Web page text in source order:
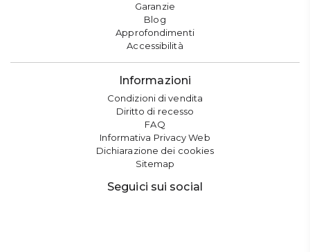
Garanzie
Blog
Approfondimenti
Accessibilità
Informazioni
Condizioni di vendita
Diritto di recesso
FAQ
Informativa Privacy Web
Dichiarazione dei cookies
Sitemap
Seguici sui social